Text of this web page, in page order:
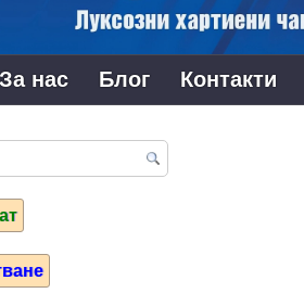
За нас Блог Контакти